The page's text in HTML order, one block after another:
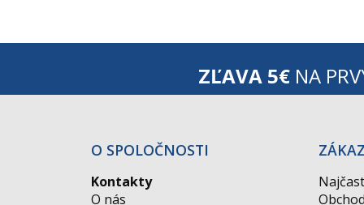
ZĽAVA 5€NA
O SPOLOČNOSTI
Kontakty
O nás